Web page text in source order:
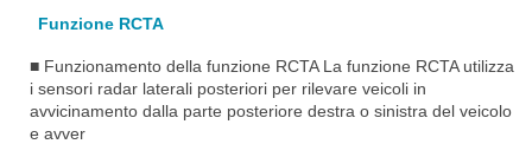
Funzione RCTA
■ Funzionamento della funzione RCTA La funzione RCTA utilizza
i sensori radar laterali posteriori per rilevare veicoli in
avvicinamento dalla parte posteriore destra o sinistra del veicolo
e avver